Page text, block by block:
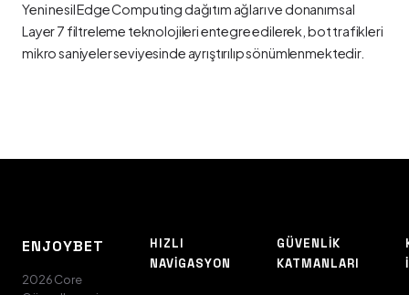
Yeni nesil Edge Computing dağıtım ağları ve donanımsal
Layer 7 filtreleme teknolojileri entegre edilerek, bot trafikleri
mikro saniyeler seviyesinde ayrıştırılıp sönümlenmektedir.
ENJOYBET
2026 Core
HIZLI
NAVIGASYON
GÜVENLIK
KATMANLARI